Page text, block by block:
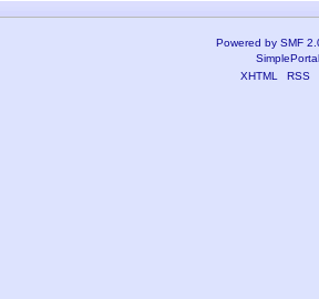
Powered by SMF
XHTML
RSS